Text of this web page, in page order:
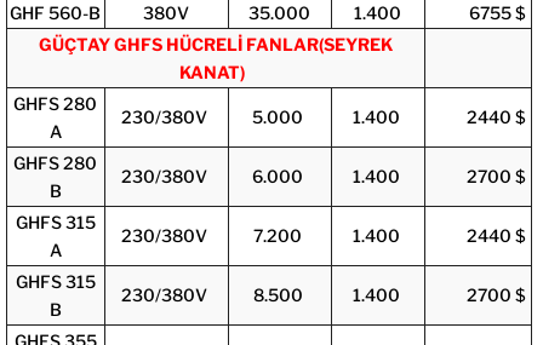
GHF 560-B
380V 35.000 1.400
6755 $
GÜÇTAY GHFS HÜCRELİ FANLAR(SEYREK
KANAT)
GHFS 280
A
230/380V 5.000 1.400 2440 $
GHFS 280
B
230/380V 6.000 1.400 2700 $
GHFS 315
A
230/380V 7.200 1.400 2440 $
GHFS 315
B
230/380V 8.500 1.400 2700 $
GHFS 355